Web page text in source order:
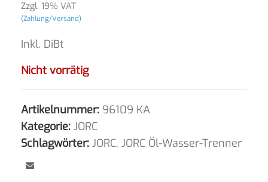
Zzgl. 19% VAT
(Zahlung/Versand)
Inkl. DiBt
Nicht vorrätig
Artikelnummer: 96109 KA
Kategorie: JORC
Schlagwörter: JORC, JORC Öl-Wasser-Trenner